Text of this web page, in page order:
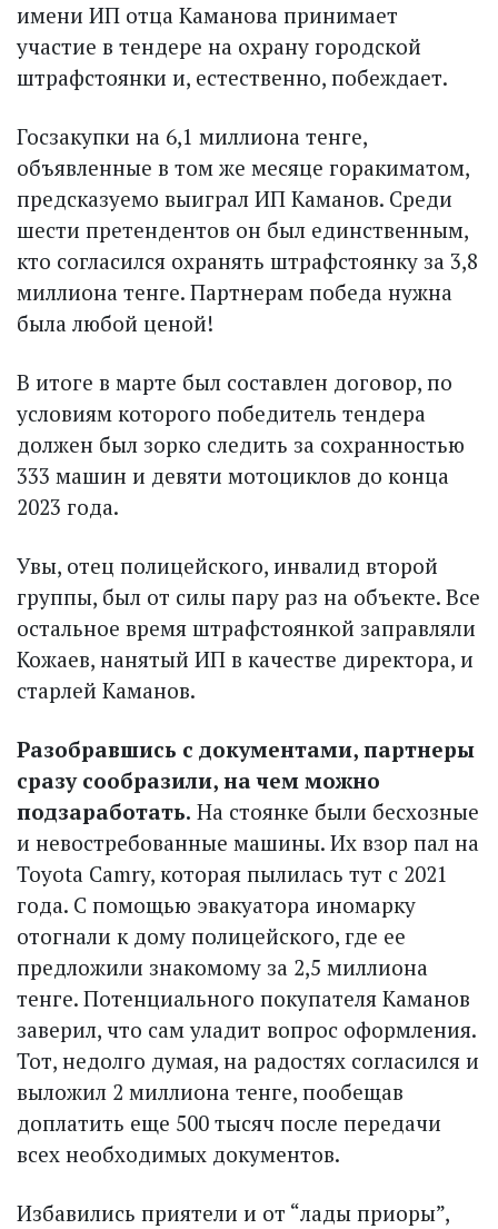
имени ИП отца Каманова принимает
участие в тендере на охрану городской
штрафстоянки и, естественно, побеждает.
Госзакупки на 6,1 миллиона тенге,
объявленные в том же месяце горакиматом,
предсказуемо выиграл ИП Каманов. Среди
шести претендентов он был единственным,
кто согласился охранять штрафстоянку за 3,8
миллиона тенге. Партнерам победа нужна
была любой ценой!
В итоге в марте был составлен договор, по
условиям которого победитель тендера
должен был зорко следить за сохранностью
333 машин и девяти мотоциклов до конца
2023 года.
Увы, отец полицейского, инвалид второй
группы, был от силы пару раз на объекте. Все
остальное время штрафстоянкой заправляли
Кожаев, нанятый ИП в качестве директора, и
старлей Каманов.
Разобравшись с документами, парт­неры
сразу сообразили, на чем можно
подзаработать. На стоянке были бесхозные
и невостребованные машины. Их взор пал на
Toyota Camry, которая пылилась тут с 2021
года. С помощью эвакуатора иномарку
отогнали к дому полицейского, где ее
предложили знакомому за 2,5 миллиона
тенге. Потенциального покупателя Каманов
заверил, что сам уладит вопрос оформления.
Тот, недолго думая, на радостях согласился и
выложил 2 миллиона тенге, пообещав
доплатить еще 500 тысяч после передачи
всех необходимых документов.
Избавились приятели и от “лады приоры”,